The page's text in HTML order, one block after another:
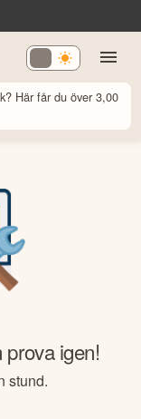
Här får du över 3,00
igen!
stund.